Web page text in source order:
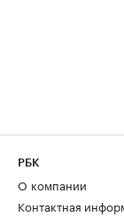
РБК
О компании
Контактная